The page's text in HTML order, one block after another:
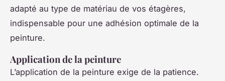
adapté au type de matériau de vos étagères,
indispensable pour une adhésion optimale de la
peinture.
Application de la peinture
L’application de la peinture exige de la patience.